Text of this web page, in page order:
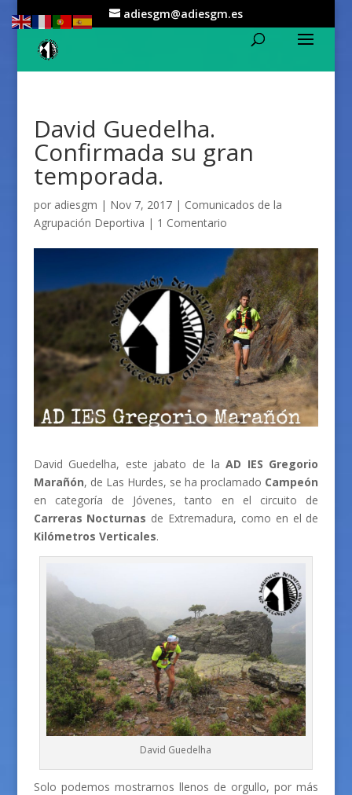
adiesgm@adiesgm.es
David Guedelha.
Confirmada su gran
temporada.
por adiesgm | Nov 7, 2017| Comunicados de la
Agrupación Deportiva | 1 Comentario
David Guedelha, este jabato de laAD IES Gregorio
Marañón, de Las Hurdes, se ha proclamado Campeón
en categoría de Jóvenes, tanto en el circuito de
Carreras Nocturnas de Extremadura, como en el de
Kilómetros Verticales.
David Guedelha
Solo podemos mostrarnos llenos de orgullo, por más